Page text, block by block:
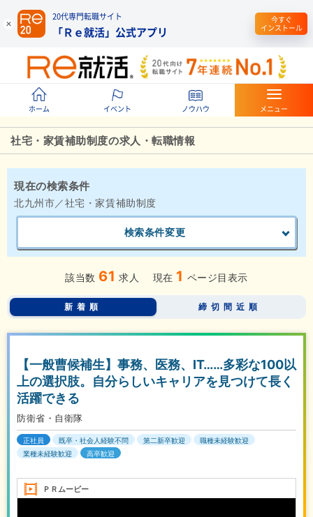
20代専門転職サイト
「Ｒｅ就活」公式アプリ
今すぐ
インストール
ホーム イベント ノウハウ メニュー
社宅・家賃補助制度の求人・転職情報
現在の検索条件
北九州市／社宅・家賃補助制度
検索条件変更
該当数 61 求人 現在 1 ページ目表示
新着順 締切間近順
【一般曹候補生】事務、医務、IT……多彩な100以
上の選択肢。自分らしいキャリアを見つけて長く
活躍できる
防衛省・自衛隊
正社員 既卒・社会人経験不問 第二新卒歓迎
職種未経験歓迎
業種未経験歓迎
高卒歓迎
ＰＲムービー